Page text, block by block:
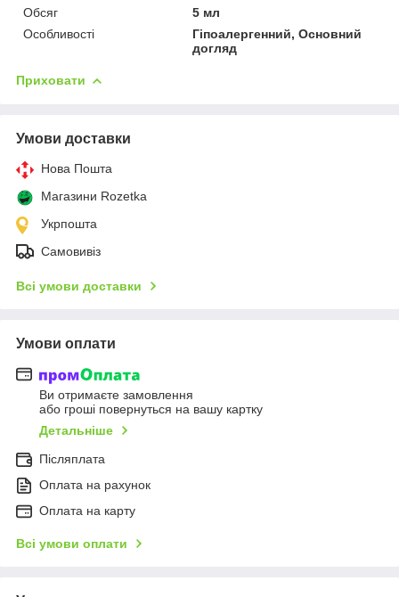
Обсяг
5 мл
Особливості
Гіпоалергенний, Основний
догляд
Приховати
Умови доставки
Нова Пошта
Магазини Rozetka
Укрпошта
Самовивіз
Всі умови доставки
Умови оплати
Ви отримаєте замовлення
або гроші повернуться на вашу картку
Детальніше
Післяплата
Оплата на рахунок
Оплата на карту
Всі умови оплати